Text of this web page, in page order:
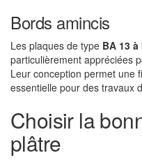
Bords amincis
Les plaques de type BA 13
particulièrement appréciées
Leur conception permet une
essentielle pour des travaux
Choisir la
plâtre